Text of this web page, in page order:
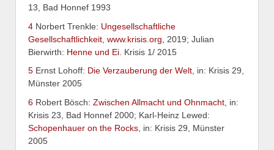
13, Bad Honnef 1993
4 Norbert Trenkle: Ungesellschaftliche
Gesellschaftlichkeit www.krisis.org , 2019; Julian
Bierwirth: Henne und Ei . Krisis 1/ 2015
5 Ernst Lohoff: Die Verzauberung der Welt, in: Krisis 29,
Münster 2005
6 Robert Bösch: Zwischen Allmacht und Ohnmacht , in:
Krisis 23, Bad Honnef 2000; Karl-Heinz Lewed:
Schopenhauer on the Rocks , in: Krisis 29, Münster
2005